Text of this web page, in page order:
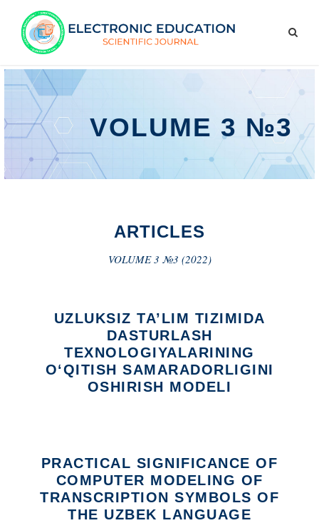
VOLUME 3 №3
ARTICLES
VOLUME 3 №3 (2022)
UZLUKSIZ TA’LIM TIZIMIDA
DASTURLASH
TEXNOLOGIYALARINING
O‘QITISH SAMARADORLIGINI
OSHIRISH MODELI
PRACTICAL SIGNIFICANCE OF
COMPUTER MODELING OF
TRANSCRIPTION SYMBOLS OF
THE UZBEK LANGUAGE